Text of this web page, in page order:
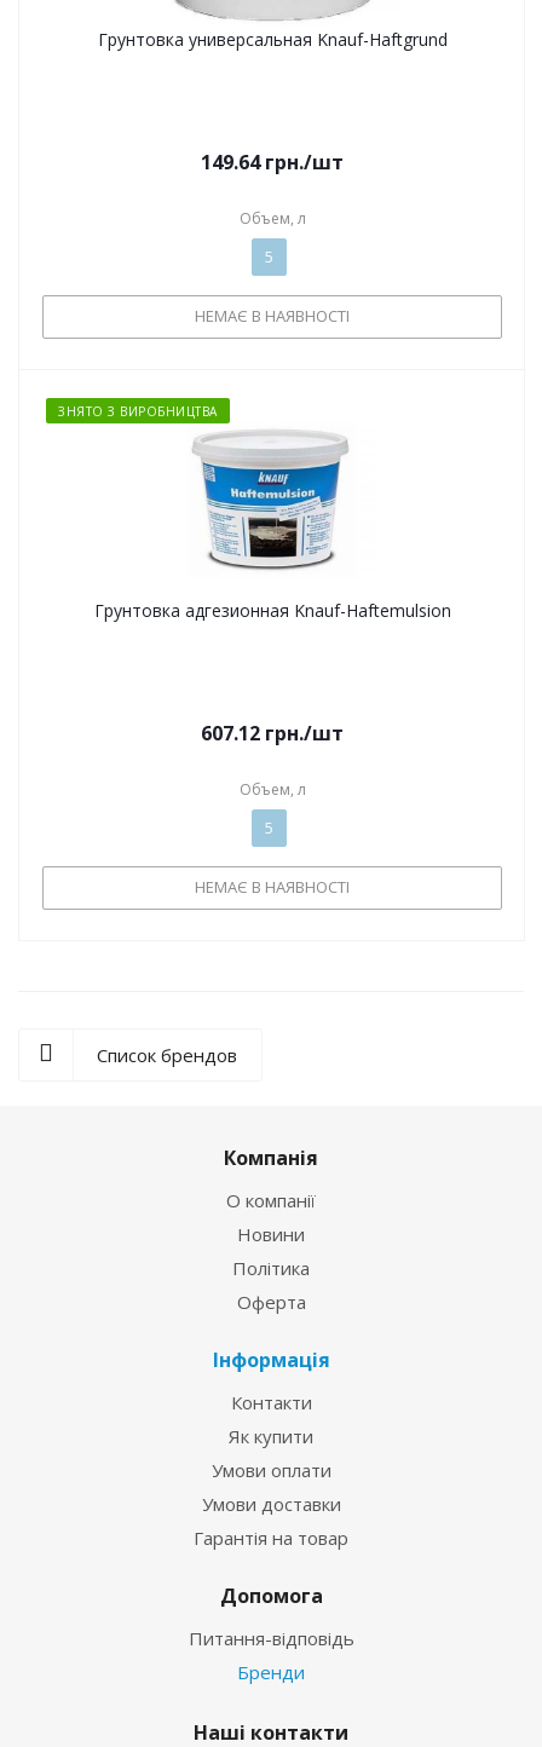
Грунтовка универсальная Knauf-Haftgrund
149.64грн./шт
Объем, л
5
НЕМАЄ В НАЯВНОСТІ
ЗНЯТО З ВИРОБНИЦТВА
Грунтовка адгезионная Knauf-Haftemulsion
607.12 грн./шт
Объем, л
5
НЕМАЄ В НАЯВНОСТІ
Список брендов
Компанія
О компанії
Новини
Політика
Оферта
Інформація
Контакти
Як купити
Умови оплати
Умови доставки
Гарантія на товар
Допомога
Питання-відповідь
Бренди
Наші контакти